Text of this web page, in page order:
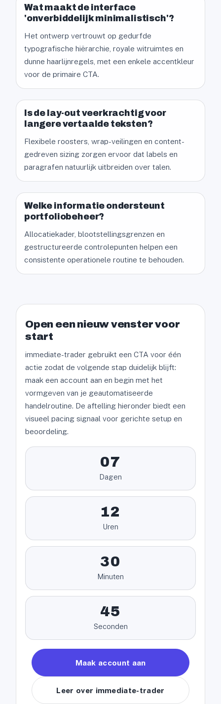
Wat maakt de interface
'onverbiddelijk minimalistisch'?
Het ontwerp vertrouwt op gedurfde
typografische hiërarchie, royale witruimtes en
dunne haarlijnregels, met een enkele accentkleur
voor de primaire CTA.
Is de lay-out veerkrachtig voor
langere vertaalde teksten?
Flexibele roosters, wrap-veilingen en content-
gedreven sizing zorgen ervoor dat labels en
paragrafen natuurlijk uitbreiden over talen.
Welke informatie ondersteunt
portfoliobeheer?
Allocatiekader, blootstellingsgrenzen en
gestructureerde controlepunten helpen een
consistente operationele routine te behouden.
Open een nieuw venster voor
start
immediate-trader gebruikt een CTA voor één
actie zodat de volgende stap duidelijk blijft:
maak een account aan en begin met het
vormgeven van je geautomatiseerde
handelroutine. De aftelling hieronder biedt een
visueel pacing signaal voor gerichte setup en
beoordeling.
07
Dagen
12
Uren
30
Minuten
45
Seconden
Maak account aan
Leer over immediate-trader